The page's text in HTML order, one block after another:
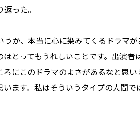
った。
か、本当に心に染みてくるドラマ
とってもうれしいことです。出演
にこのドラマのよさがあるなと思
ます。私はそういうタイプの人間